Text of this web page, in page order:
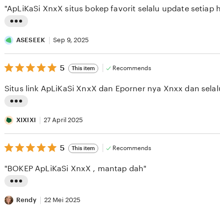
5
stars
i
s
t
n
r
e
v
e
b
"ApLiKaSi XnxX situs bokep favorit selalu update setiap
ASESEEK Sep 9, 2025
5
out
5
stars
5 This item Recommends
i
s
t
n
r
Situs link ApLiKaSi XnxX dan Eporner nya Xnxx dan
XIXIXI 27 April 2025
5
out
5
stars
5 This item Recommends
i
"BOKEP ApLiKaSi XnxX , mantap dah"
Rendy 22 Mei 2025